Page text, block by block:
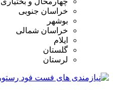
خراسان جنوبی
بوشهر
خراسان شمالی
ایلام
گلستان
لرستان